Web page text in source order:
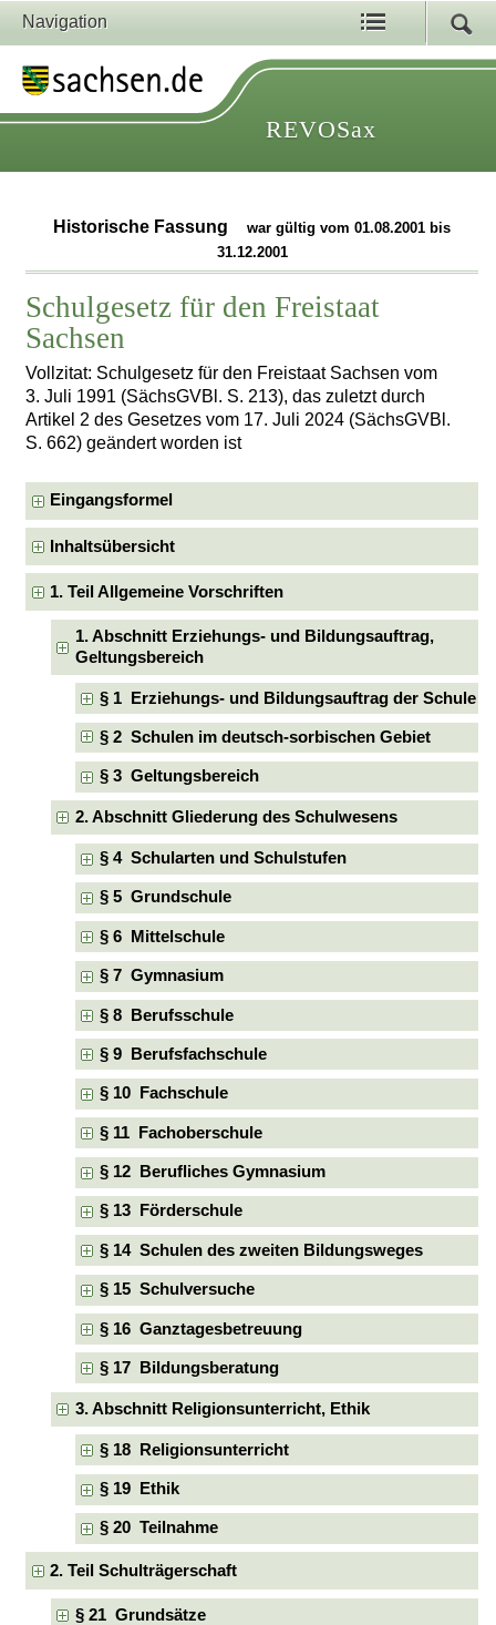
Navigation
REVOSax
Historische Fassung
war gültig vom 01.08.2001 bis
31.12.2001
Schulgesetz für den Freistaat
Sachsen
Vollzitat: Schulgesetz für den Freistaat Sachsen vom
3. Juli 1991 (SächsGVBl. S. 213), das zuletzt durch
Artikel 2 des Gesetzes vom 17. Juli 2024 (SächsGVBl.
S. 662) geändert worden ist
Eingangsformel
Inhaltsübersicht
1. Teil Allgemeine Vorschriften
1. Abschnitt Erziehungs- und Bildungsauftrag,
Geltungsbereich
§ 1 Erziehungs- und Bildungsauftrag der Schule
§ 2 Schulen im deutsch-sorbischen Gebiet
§ 3 Geltungsbereich
2. Abschnitt Gliederung des Schulwesens
§ 4 Schularten und Schulstufen
§ 5 Grundschule
§ 6 Mittelschule
§ 7 Gymnasium
§ 8 Berufsschule
§ 9 Berufsfachschule
§ 10 Fachschule
§ 11 Fachoberschule
§ 12 Berufliches Gymnasium
§ 13 Förderschule
§ 14 Schulen des zweiten Bildungsweges
§ 15 Schulversuche
§ 16 Ganztagesbetreuung
§ 17 Bildungsberatung
3. Abschnitt Religionsunterricht, Ethik
§ 18 Religionsunterricht
§ 19 Ethik
§ 20 Teilnahme
2. Teil Schulträgerschaft
§ 21 Grundsätze